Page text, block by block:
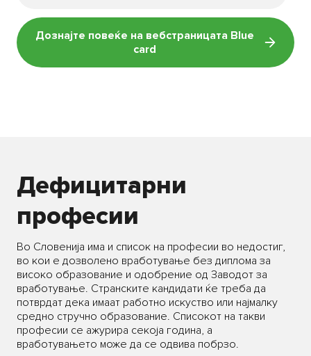
Дознајте повеќе на вебстраницата Blue
card
Дефицитарни
професии
Во Словенија има и список на професии во недостиг,
во кои е дозволено вработување без диплома за
високо образование и одобрение од Заводот за
вработување. Странските кандидати ќе треба да
потврдат дека имаат работно искуство или најмалку
средно стручно образование. Списокот на такви
професии се ажурира секоја година, а
вработувањето може да се одвива побрзо.